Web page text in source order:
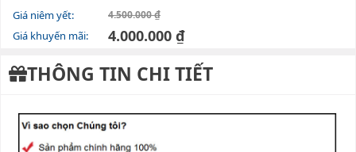
Giá niêm yết: 4.500.000 ₫
Giá khuyến mãi: 4.000.000 ₫
THÔNG TIN CHI TIẾT